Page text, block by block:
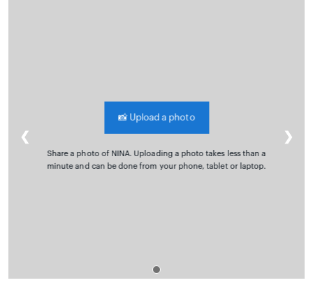
📸Upload a photo
Share a photo of NINA. Uploading a photo takes less than a
minute and can be done from your phone, tablet or laptop.
❮ ❯